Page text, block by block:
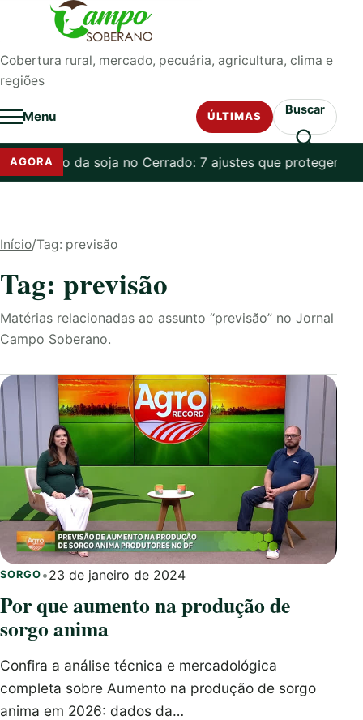
Pular para o conteúdo
Cobertura rural, mercado, pecuária, agricultura, clima e
regiões
Menu ÚLTIMAS
Buscar
AGORA da soja no Cerrado: 7 ajustes que protegem a
Início/Tag: previsão
Tag: previsão
Matérias relacionadas ao assunto “previsão” no Jornal
Campo Soberano.
SORGO •23 de janeiro de 2024
Por que aumento na produção de
sorgo anima
Confira a análise técnica e mercadológica
completa sobre Aumento na produção de sorgo
anima em 2026: dados da…